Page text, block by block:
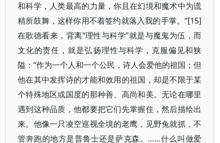
和科学，人类最高的力量，你且在幻境和魔术中为谎
精所鼓舞，这样你用不着签约就落入我的手掌。”[15]
在歌德看来，背离“理性与科学”就是与魔鬼为伍，而
文化的责任，就是弘扬理性与科学，克服偏见和狭
隘：“作为一个人和一个公民，诗人会爱他的祖国；但
他在其中发挥诗的才能和效用的祖国，却是不限于某
个特殊地区或国度的那种善、高尚和美。无论在哪里
遇到这种品质，他都要把它们先掌握住，然后描绘出
来。他像一只凌空巡视全境的老鹰，见野兔就抓，不
管奔跑的地方是普鲁士还是萨克森。……什么叫做爱